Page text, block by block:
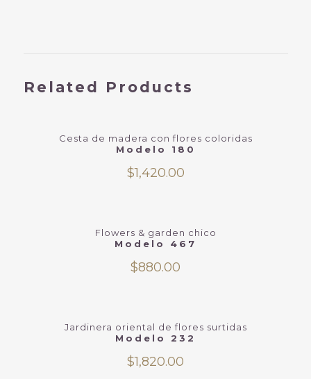
Related Products
Cesta de madera con flores coloridas
Modelo 180
$1,420.00
Flowers & garden chico
Modelo 467
$880.00
Jardinera oriental de flores surtidas
Modelo 232
$1,820.00